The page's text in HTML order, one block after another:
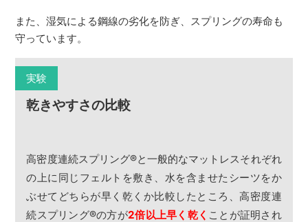
また、湿気による鋼線の劣化を防ぎ、スプリングの寿命も
守っています。
実験
乾きやすさの比較
高密度連続スプリング®と一般的なマットレスそれぞれ
の上に同じフェルトを敷き、水を含ませたシーツをか
ぶせてどちらが早く乾くか比較したところ、高密度連
続スプリング®の方が2倍以上早く乾く ことが証明され